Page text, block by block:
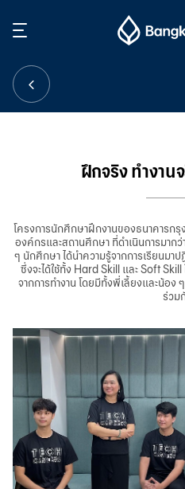
ลูกค้าบุคคล
นักลงทุนสัมพันธ์
華人事務
日本語
EN
ฝึกจริง ทำงาน
โครงการนักศึกษาฝึกงานของธนาคารกรุ
องค์กรและสถานศึกษา ที่ดำเนินการมากว่
ๆ นักศึกษา ได้นำความรู้จากการเรียนมาป
ซึ่งจะได้ใช้ทั้ง Hard Skill และ Soft
จากการทำงาน โดยมีทั้งพี่เลี้ยงและน้อ
ร่วม